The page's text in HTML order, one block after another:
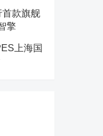
首款旗舰
擎
上海国